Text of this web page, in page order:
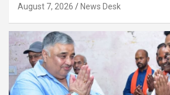
August 7, 2026 News Desk